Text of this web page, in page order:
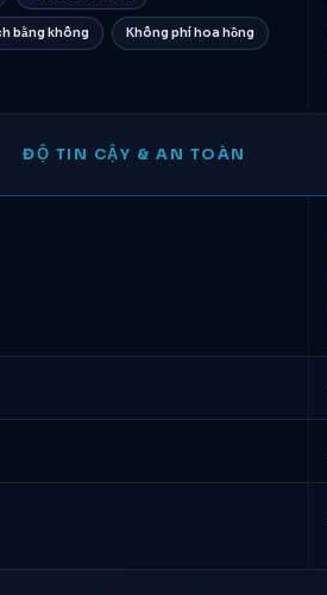
bằng không Không phí hoa hồng
ĐỘ TIN CẬY & AN TOÀN